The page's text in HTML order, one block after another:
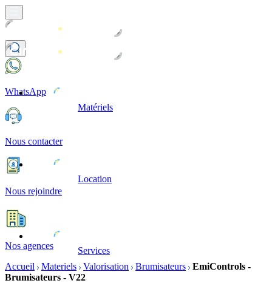
Matériels
Location
Services
WhatsApp
Nous contacter
Nous rejoindre
Nos agences
Accueil
Materiels Valorisation Brumisateurs
EmiControls -
Brumisateurs - V22